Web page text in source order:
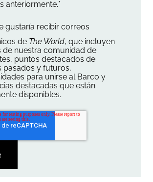
anteriormente.*
gustaría recibir correos
de The World, que incluyen
de nuestra comunidad de
puntos destacados de
pasados ​​y futuros,
para unirse al Barco y
destacadas que están
disponibles.